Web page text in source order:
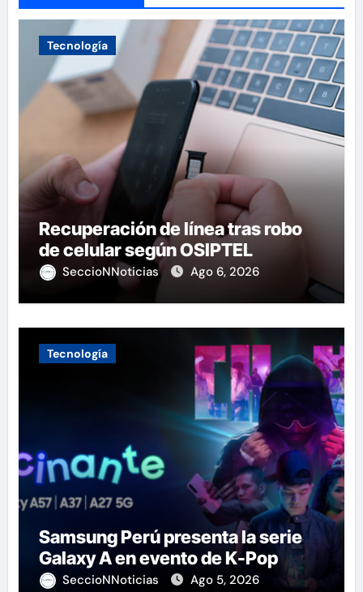
Tecnología
Recuperación de línea tras robo
de celular según OSIPTEL
SeccioNNoticias Ago 6, 2026
Tecnología
Samsung Perú presenta la serie
Galaxy A en evento de K-Pop
SeccioNNoticias Ago 5, 2026